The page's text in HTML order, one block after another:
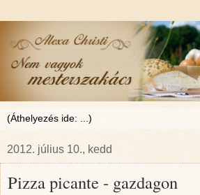
2012. július 10., kedd
Pizza picante - gazdagon